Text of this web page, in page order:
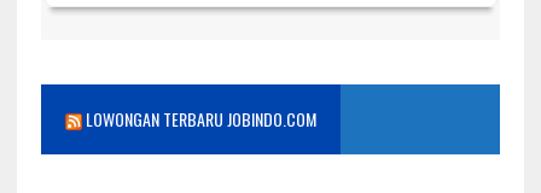
LOWONGAN TERBARU JOBINDO.COM